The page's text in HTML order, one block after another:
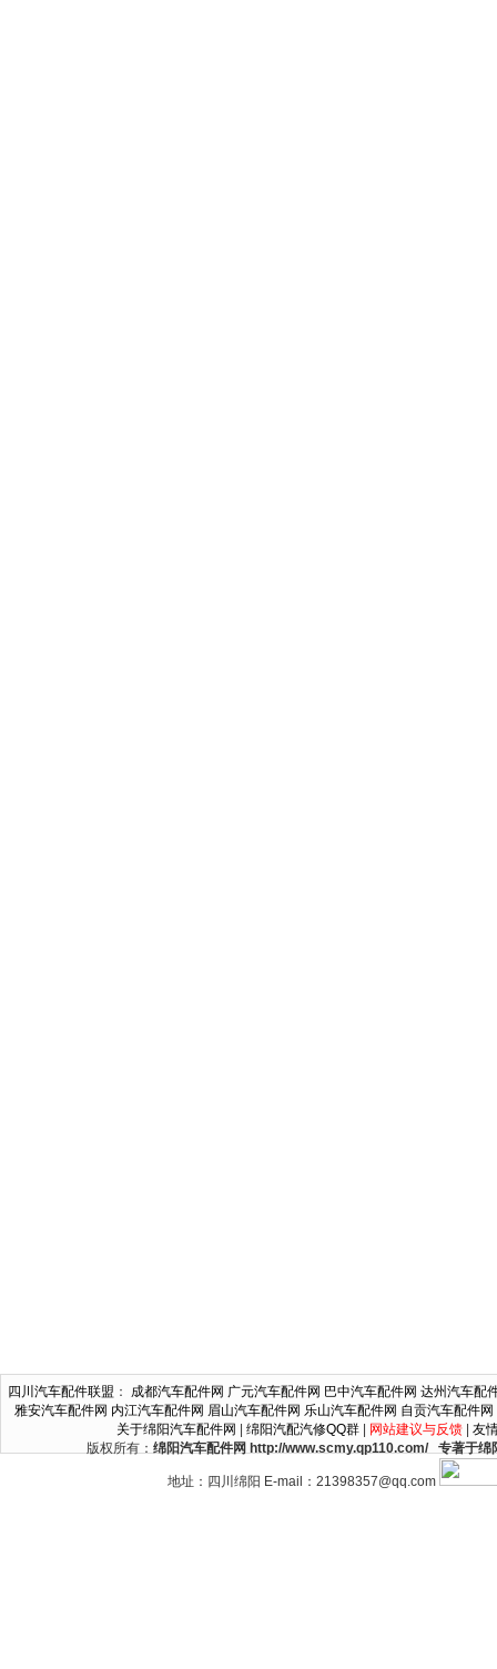
四川汽车配件联盟 ： 成都汽车配件网 广元汽车配件网 巴中汽车配件网 达州汽车配
雅安汽车配件网 内江汽车配件网 眉山汽车配件网 乐山汽车配件网 自贡汽车配件网
关于绵阳汽车配件网
绵阳汽配汽修QQ群| 网站建议与反馈| 友
版权所有： 绵阳汽车配件网 http://www.scmy.qp110.com/ 专著于绵
地址：四川绵阳 E-mail：21398357@qq.com